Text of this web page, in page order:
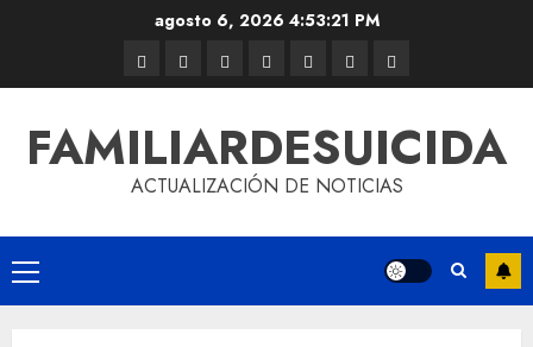
agosto 6, 2026 4:53:22 PM
FAMILIARDESUICIDA
ACTUALIZACIÓN DE NOTICIAS